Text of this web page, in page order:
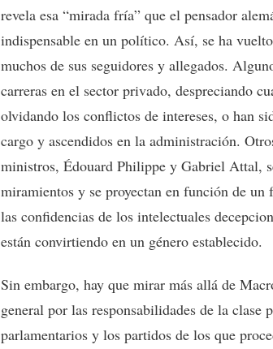
revela esa “mirada fría” que el pensador
indispensable en un político. Así, se ha
muchos de sus seguidores y allegados.
carreras en el sector privado, despreciando
olvidando los conflictos de intereses, o han
cargo y ascendidos en la administración.
ministros, Édouard Philippe y Gabriel Attal,
miramientos y se proyectan en función de
las confidencias de los intelectuales
están convirtiendo en un género establecido.
Sin embargo, hay que mirar más allá de
general por las responsabilidades de la
parlamentarios y los partidos de los que